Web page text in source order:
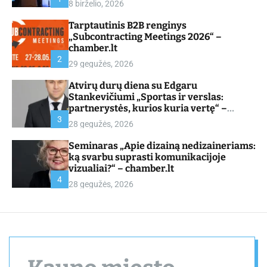
8 birželio, 2026
2
Tarptautinis B2B renginys
„Subcontracting Meetings 2026“ –
chamber.lt
29 gegužės, 2026
3
Atvirų durų diena su Edgaru
Stankevičiumi „Sportas ir verslas:
partnerystės, kurios kuria vertę“ –
chamber.lt
28 gegužės, 2026
4
Seminaras „Apie dizainą nedizaineriams:
ką svarbu suprasti komunikacijoje
vizualiai?“ – chamber.lt
28 gegužės, 2026